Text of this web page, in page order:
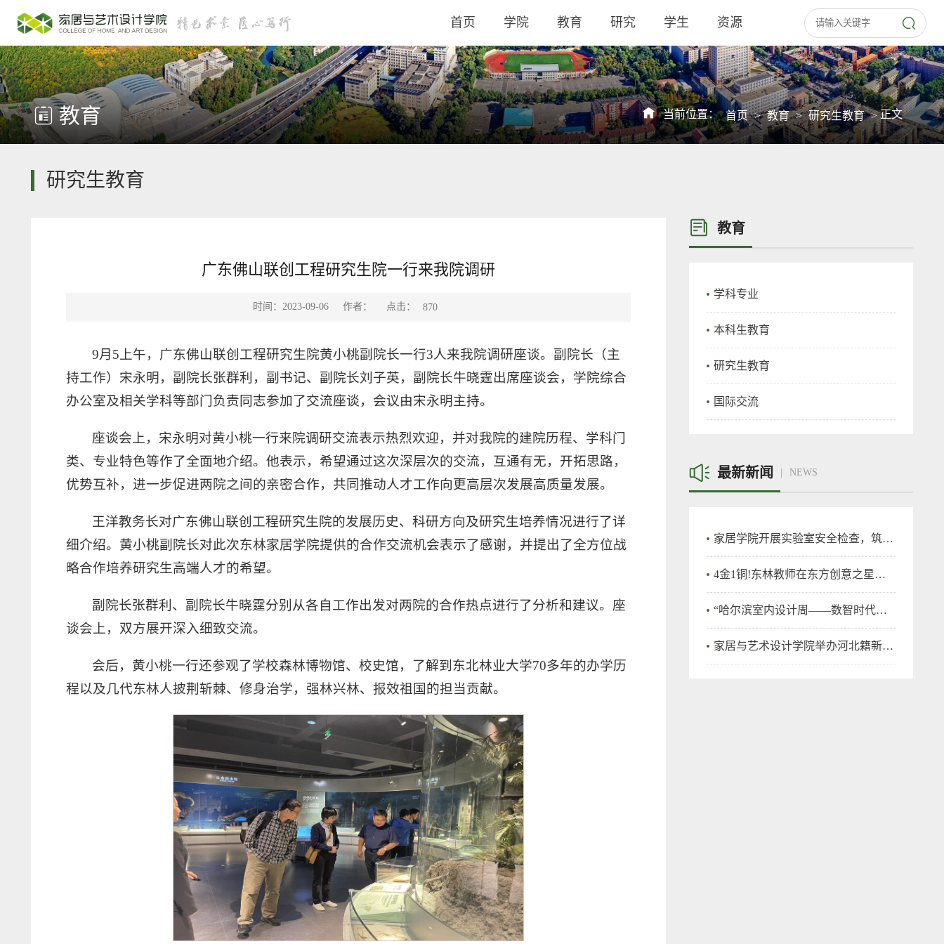
首页 学院 教育 研究 学生 资源
教育 当前位置： 首页 > 教育 > 研究生教育 >正文
研究生教育
广东佛山联创工程研究生院一行来我院调研
时间：2023-09-06 作者： 点击： 870
9月5上午，广东佛山联创工程研究生院黄小桃副院长一行3人来我院调研座谈。副院长（主
持工作）宋永明，副院长张群利，副书记、副院长刘子英，副院长牛晓霆出席座谈会，学院综合
办公室及相关学科等部门负责同志参加了交流座谈，会议由宋永明主持。
座谈会上，宋永明对黄小桃一行来院调研交流表示热烈欢迎，并对我院的建院历程、学科门
类、专业特色等作了全面地介绍。他表示，希望通过这次深层次的交流，互通有无，开拓思路，
优势互补，进一步促进两院之间的亲密合作，共同推动人才工作向更高层次发展高质量发展。
王洋教务长对广东佛山联创工程研究生院的发展历史、科研方向及研究生培养情况进行了详
细介绍。黄小桃副院长对此次东林家居学院提供的合作交流机会表示了感谢，并提出了全方位战
略合作培养研究生高端人才的希望。
副院长张群利、副院长牛晓霆分别从各自工作出发对两院的合作热点进行了分析和建议。座
谈会上，双方展开深入细致交流。
会后，黄小桃一行还参观了学校森林博物馆、校史馆，了解到东北林业大学70多年的办学历
程以及几代东林人披荆斩棘、修身治学，强林兴林、报效祖国的担当贡献。
教育
学科专业
本科生教育
研究生教育
国际交流
最新新闻 NEWS
家居学院开展实验室安全检查，筑牢实验室安全防线
4金1铜!东林教师在东方创意之星教师教学创新大赛再创佳绩！
“哈尔滨室内设计周——数智时代的室内设计”竞赛在我校开幕
家居与艺术设计学院举办河北籍新生交流会